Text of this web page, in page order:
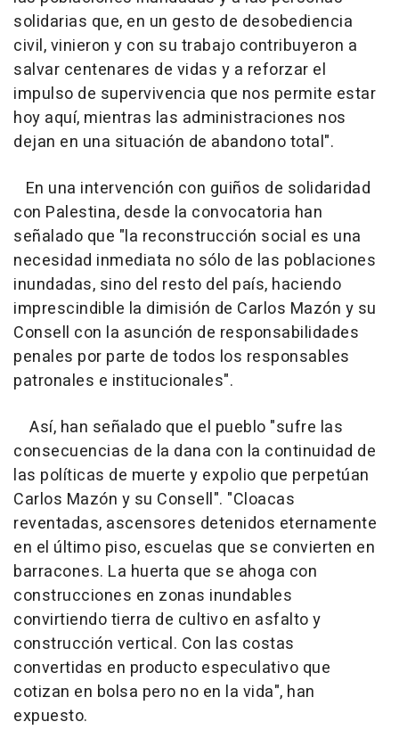
solidarias que, en un gesto de desobediencia
civil, vinieron y con su trabajo contribuyeron a
salvar centenares de vidas y a reforzar el
impulso de supervivencia que nos permite estar
hoy aquí, mientras las administraciones nos
dejan en una situación de abandono total".
En una intervención con guiños de solidaridad
con Palestina, desde la convocatoria han
señalado que "la reconstrucción social es una
necesidad inmediata no sólo de las poblaciones
inundadas, sino del resto del país, haciendo
imprescindible la dimisión de Carlos Mazón y su
Consell con la asunción de responsabilidades
penales por parte de todos los responsables
patronales e institucionales".
Así, han señalado que el pueblo "sufre las
consecuencias de la dana con la continuidad de
las políticas de muerte y expolio que perpetúan
Carlos Mazón y su Consell". "Cloacas
reventadas, ascensores detenidos eternamente
en el último piso, escuelas que se convierten en
barracones. La huerta que se ahoga con
construcciones en zonas inundables
convirtiendo tierra de cultivo en asfalto y
construcción vertical. Con las costas
convertidas en producto especulativo que
cotizan en bolsa pero no en la vida", han
expuesto.